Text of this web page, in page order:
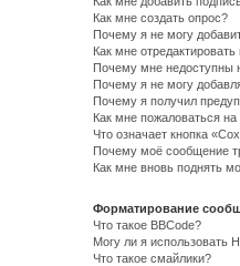
Как мне создать опрос?
Почему я не могу
Как мне
Почему мне недоступны
Почему я не могу
Почему я получил
Как мне пожаловаться
Что означает кнопка
Почему моё сообщение
Как мне вновь поднять
Форматирование
Что такое BBCode?
Могу ли я использовать
Что такое смайлики?